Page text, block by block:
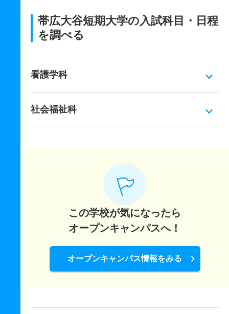
帯広大谷短期大学の入試科目・日程
を調べる
看護学科
社会福祉科
この学校が気になったら
オープンキャンパスへ！
オープンキャンパス情報をみる